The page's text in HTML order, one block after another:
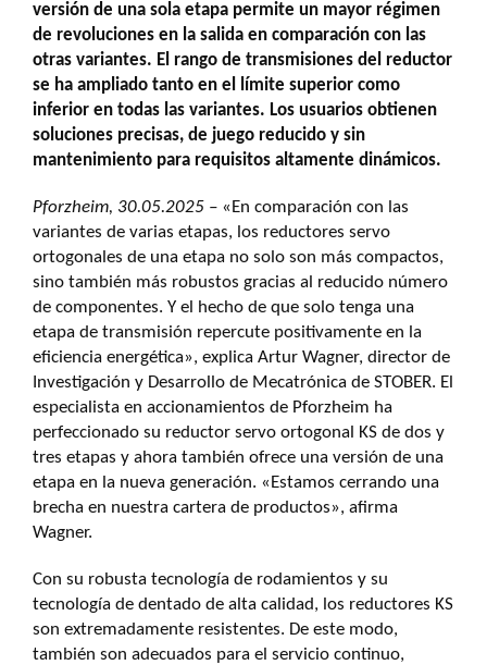
versión de una sola etapa permite un mayor régimen
de revoluciones en la salida en comparación con las
otras variantes. El rango de transmisiones del reductor
se ha ampliado tanto en el límite superior como
inferior en todas las variantes. Los usuarios obtienen
soluciones precisas, de juego reducido y sin
mantenimiento para requisitos altamente dinámicos.
Pforzheim, 30.05.2025 – «En comparación con las
variantes de varias etapas, los reductores servo
ortogonales de una etapa no solo son más compactos,
sino también más robustos gracias al reducido número
de componentes. Y el hecho de que solo tenga una
etapa de transmisión repercute positivamente en la
eficiencia energética», explica Artur Wagner, director de
Investigación y Desarrollo de Mecatrónica de STOBER. El
especialista en accionamientos de Pforzheim ha
perfeccionado su reductor servo ortogonal KS de dos y
tres etapas y ahora también ofrece una versión de una
etapa en la nueva generación. «Estamos cerrando una
brecha en nuestra cartera de productos», afirma
Wagner.
Con su robusta tecnología de rodamientos y su
tecnología de dentado de alta calidad, los reductores KS
son extremadamente resistentes. De este modo,
también son adecuados para el servicio continuo,